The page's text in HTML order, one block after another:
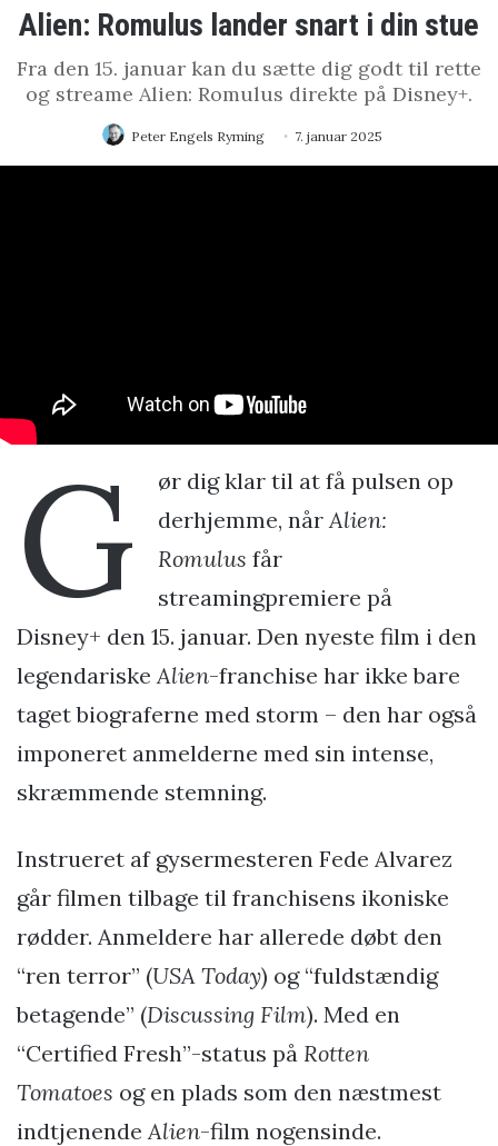
Alien: Romulus lander snart i din stue
Fra den 15. januar kan du sætte dig godt til rette
og streame Alien: Romulus direkte på Disney+.
Peter Engels Ryming 7. januar 2025
G
ør dig klar til at få pulsen op
derhjemme, når Alien:
Romulus får
streamingpremiere på
Disney+ den 15. januar. Den nyeste film i den
legendariske Alien-franchise har ikke bare
taget biograferne med storm – den har også
imponeret anmelderne med sin intense,
skræmmende stemning.
Instrueret af gysermesteren Fede Alvarez
går filmen tilbage til franchisens ikoniske
rødder. Anmeldere har allerede døbt den
“ren terror” (USA Today) og “fuldstændig
betagende” (Discussing Film). Med en
“Certified Fresh”-status på Rotten
Tomatoes og en plads som den næstmest
indtjenende Alien-film nogensinde.